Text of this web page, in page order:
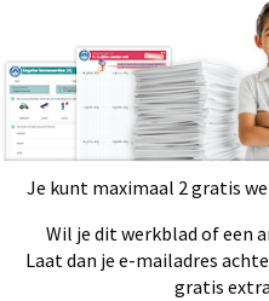
Je kunt maximaal 2 gratis
Wil je dit werkblad of een
Laat dan je e-mailadres
gratis